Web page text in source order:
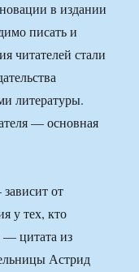
в издании
писать и
читателей стали
литературы.
— основная
от
у тех, кто
— цитата из
Астрид